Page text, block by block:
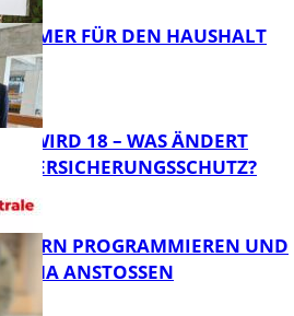
IMMER FÜR DEN HAUSHALT
WIRD 18 – WAS ÄNDERT
VERSICHERUNGSSCHUTZ?
PROGRAMMIEREN UND
ANSTOSSEN